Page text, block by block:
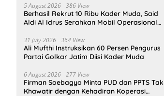
5 August 2026 386 View
Berhasil Rekrut 10 Ribu Kader Muda, Said
Aldi Al Idrus Serahkan Mobil Operasional
31 July 2026 364 View
Ali Mufthi Instruksikan 60 Persen Pengurus
Partai Golkar Jatim Diisi Kader Muda
6 August 2026 277 View
Firman Soebagyo Minta PUD dan PPTS Tak
Khawatir dengan Kehadiran Koperasi